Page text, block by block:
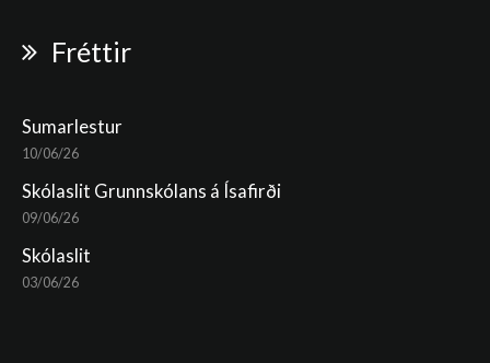
Fréttir
Sumarlestur
10/06/26
Skólaslit Grunnskólans á Ísafirði
09/06/26
Skólaslit
03/06/26